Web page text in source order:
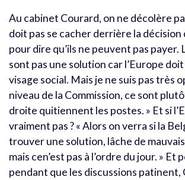
Au cabinet Courard, on ne décolère
doit pas se cacher derrière la
pour dire qu’ils ne peuvent pas payer.
sont pas une solution car l’Europe
visage social. Mais je ne suis pas très
niveau de la Commission, ce sont
droite quitiennent les postes. » Et si
vraiment pas ? « Alors on verra si la
trouver une solution, lâche de
mais cen’est pas à l’ordre du jour. » Et
pendant que les discussions patinent,